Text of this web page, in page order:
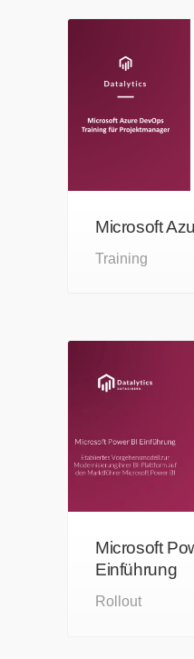
Microsoft
Training
Microsoft
Einführung
Rollout